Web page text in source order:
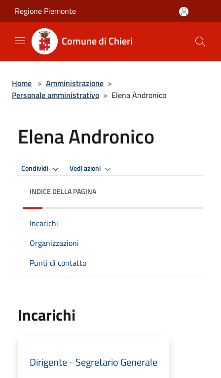
Salta al contenuto principale
Regione Piemonte
Comune di Chieri
Home > Amministrazione >
Personale amministrativo > Elena Andronico
Elena Andronico
Condividi Vedi azioni
INDICE DELLA PAGINA
Incarichi
Organizzazioni
Punti di contatto
Incarichi
Dirigente - Segretario Generale